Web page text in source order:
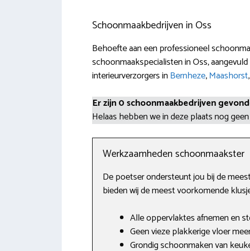
Schoonmaakbedrijven in Oss
Behoefte aan een professioneel
schoonmaakspecialisten in Oss,
interieurverzorgers inBernheze,Maashorst,
Er zijn 0 schoonmaakbedrijven
Helaas hebben we in deze plaats nog
Werkzaamheden schoonmaakster
De poetser ondersteunt jou bij de
bieden wij de meest voorkomende
Alle oppervlaktes afnemen en
Geen vieze plakkerige vloer
Grondig schoonmaken van